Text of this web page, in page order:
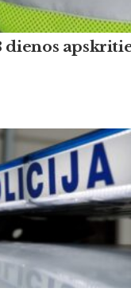
dienos